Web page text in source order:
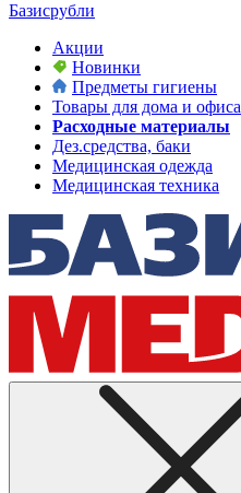
Базисрубли
Акции
Новинки
Предметы гигиены
Товары для дома и офиса
Расходные материалы
Дез.средства, баки
Медицинская одежда
Медицинская техника